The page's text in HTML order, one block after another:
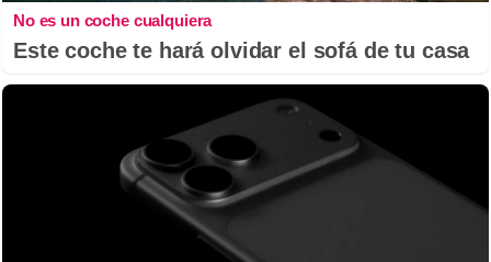
No es un coche cualquiera
Este coche te hará olvidar el sofá de tu casa